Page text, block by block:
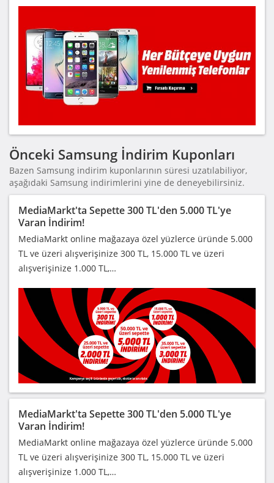
Önceki Samsung İndirim Kuponları
Bazen Samsung indirim kuponlarının süresi uzatılabiliyor,
aşağıdaki Samsung indirimlerini yine de deneyebilirsiniz.
MediaMarkt'ta Sepette 300 TL'den 5.000 TL'ye
Varan İndirim!
MediaMarkt online mağazaya özel yüzlerce üründe 5.000
TL ve üzeri alışverişinize 300 TL, 15.000 TL ve üzeri
alışverişinize 1.000 TL,…
MediaMarkt'ta Sepette 300 TL'den 5.000 TL'ye
Varan İndirim!
MediaMarkt online mağazaya özel yüzlerce üründe 5.000
TL ve üzeri alışverişinize 300 TL, 15.000 TL ve üzeri
alışverişinize 1.000 TL,…